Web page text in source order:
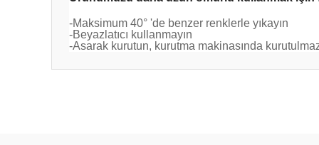
-Maksimum 40° 'de benzer renklerle yıkayın
-Beyazlatıcı kullanmayın
-Asarak kurutun, kurutma makinasında